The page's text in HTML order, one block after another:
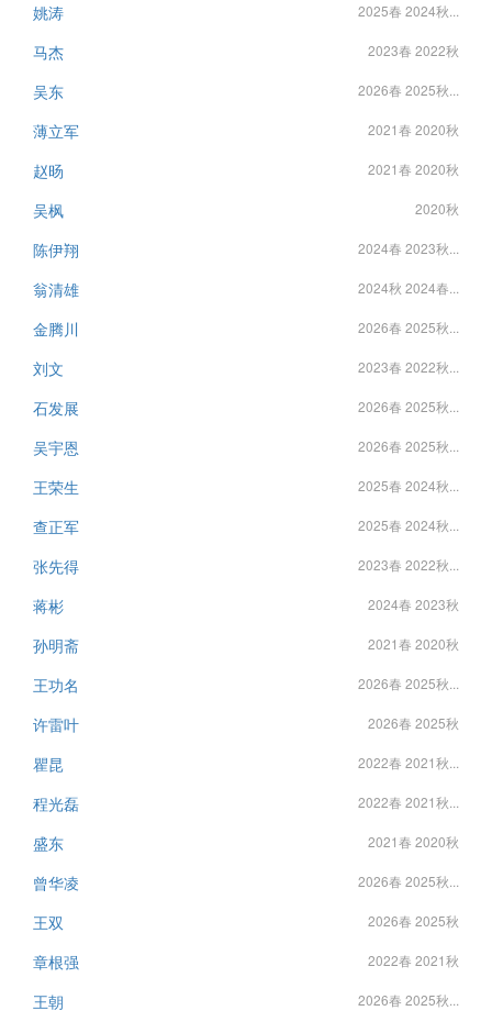
姚涛 2025春 2024秋...
马杰 2023春 2022秋
吴东 2026春 2025秋...
薄立军 2021春 2020秋
赵旸 2021春 2020秋
吴枫 2020秋
陈伊翔 2024春 2023秋...
翁清雄 2024秋 2024春...
金腾川 2026春 2025秋...
刘文 2023春 2022秋...
石发展 2026春 2025秋...
吴宇恩 2026春 2025秋...
王荣生 2025春 2024秋...
查正军 2025春 2024秋...
张先得 2023春 2022秋...
蒋彬 2024春 2023秋
孙明斋 2021春 2020秋
王功名 2026春 2025秋...
许雷叶 2026春 2025秋
瞿昆 2022春 2021秋...
程光磊 2022春 2021秋...
盛东 2021春 2020秋
曾华凌 2026春 2025秋...
王双 2026春 2025秋
章根强 2022春 2021秋
王朝 2026春 2025秋...